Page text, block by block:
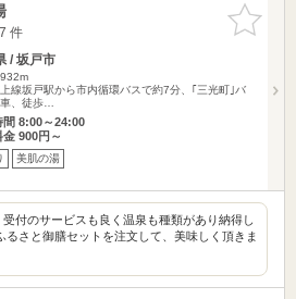
お気に入
りに追加
件
/ 坂戸市
線坂戸駅から市内循環バスで約7分、｢三光町｣バ
、徒歩…
間 8:00～24:00
金 900円～
美肌の湯
付のサービスも良く温泉も種類があり納得し
るさと御膳セットを注文して、美味しく頂きま